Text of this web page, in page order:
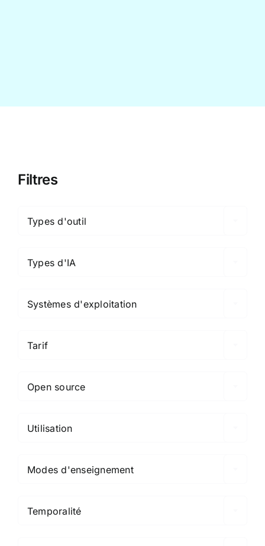
Filtres
Types d'outil
Types d'IA
Systèmes d'exploitation
Tarif
Open source
Utilisation
Modes d'enseignement
Temporalité